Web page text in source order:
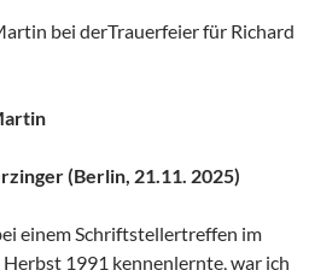
bei derTrauerfeier für Richard
(Berlin, 21.11. 2025)
einem Schriftstellertreffen im
1991 kennenlernte, war ich